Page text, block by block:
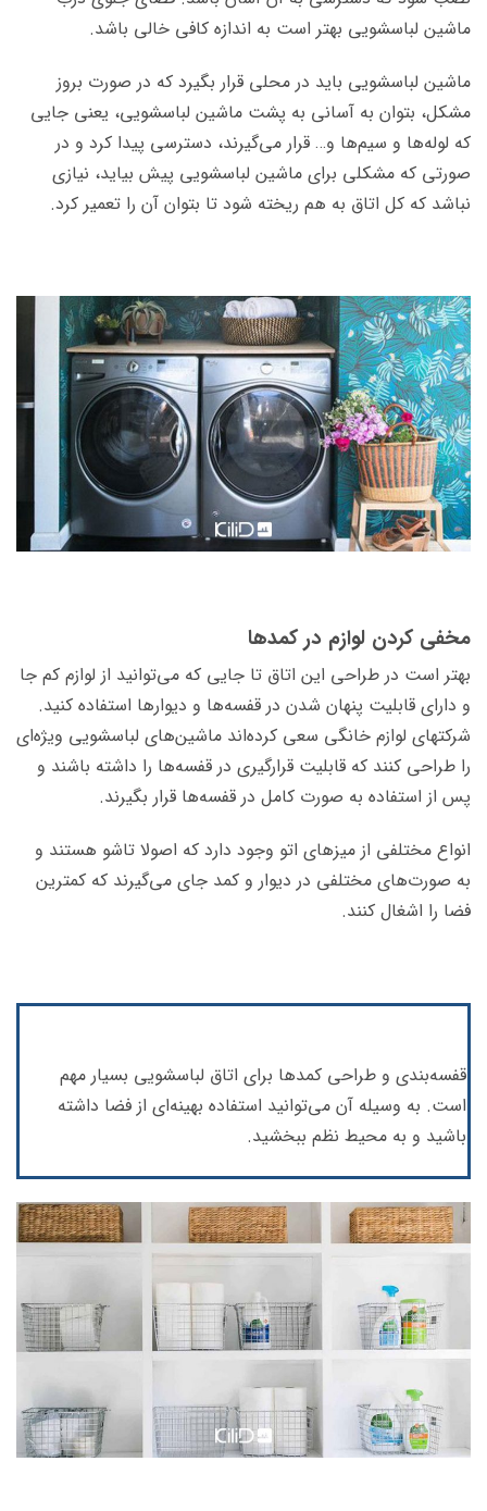
ماشین لباسشویی بهتر است به اندازه کافی خالی باشد.
ماشین لباسشویی باید در محلی قرار بگیرد که در صورت بروز
مشکل­، بتوان به آسانی به پشت ماشین لباسشویی، یعنی جایی
که لوله­‌ها و سیم‌­ها و… قرار می­‌گیرند، دسترسی پیدا کرد و در
صورتی که مشکلی برای ماشین لباسشویی پیش بیاید، نیازی
نباشد که کل اتاق به هم ریخته شود تا بتوان آن را تعمیر کرد.
مخفی کردن لوازم در کمدها
بهتر است در طراحی این اتاق تا جایی که می­‌توانید از لوازم کم جا
و دارای قابلیت پنهان شدن در قفسه‌­ها و دیوارها استفاده کنید.
شرکت­های لوازم خانگی سعی کرده‌­اند ماشین‌­های لباسشویی ویژه‌­ای
را طراحی کنند که قابلیت قرارگیری در قفسه­‌ها را داشته باشند و
پس از استفاده به صورت کامل در قفسه‌­ها قرار بگیرند.
انواع مختلفی از میزهای اتو وجود دارد که اصولا تاشو هستند و
به صورت­‌های مختلفی در دیوار و کمد جای می‌­گیرند که کمترین
فضا را اشغال کنند.
قفسه‌بندی و طراحی کمدها برای اتاق لباسشویی بسیار مهم
است. به وسیله آن می‌توانید استفاده بهینه‌ای از فضا داشته
باشید و به محیط نظم ببخشید.